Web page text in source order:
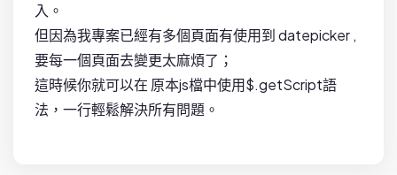
入。
但因為我專案已經有多個頁面有使用到 datepicker ,
要每一個頁面去變更太麻煩了；
這時候你就可以在 原本js檔中使用$.getScript語
法，一行輕鬆解決所有問題。